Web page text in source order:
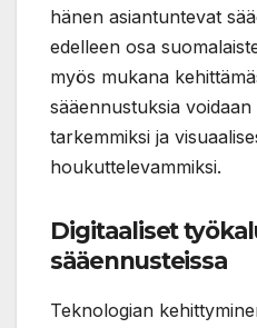
hänen asiantuntevat
edelleen osa
myös mukana
sääennustuksia
tarkemmiksi ja
houkuttelevammiksi.
Digitaaliset
sääennusteissa
Teknologian